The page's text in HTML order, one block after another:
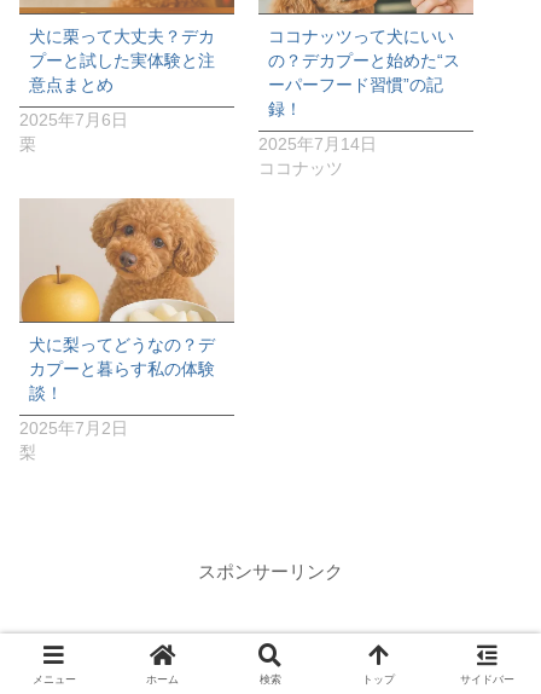
犬に栗って大丈夫？デカ
プーと試した実体験と注
意点まとめ
2025年7月6日
栗
ココナッツって犬にいい
の？デカプーと始めた“ス
ーパーフード習慣”の記
録！
2025年7月14日
ココナッツ
犬に梨ってどうなの？デ
カプーと暮らす私の体験
談！
2025年7月2日
梨
スポンサーリンク
メニュー ホーム 検索 トップ サイドバー